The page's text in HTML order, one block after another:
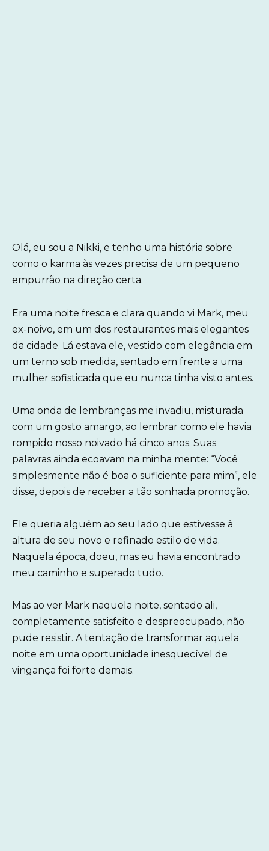
Olá, eu sou a Nikki, e tenho uma história sobre
como o karma às vezes precisa de um pequeno
empurrão na direção certa.
Era uma noite fresca e clara quando vi Mark, meu
ex-noivo, em um dos restaurantes mais elegantes
da cidade. Lá estava ele, vestido com elegância em
um terno sob medida, sentado em frente a uma
mulher sofisticada que eu nunca tinha visto antes.
Uma onda de lembranças me invadiu, misturada
com um gosto amargo, ao lembrar como ele havia
rompido nosso noivado há cinco anos. Suas
palavras ainda ecoavam na minha mente: “Você
simplesmente não é boa o suficiente para mim”, ele
disse, depois de receber a tão sonhada promoção.
Ele queria alguém ao seu lado que estivesse à
altura de seu novo e refinado estilo de vida.
Naquela época, doeu, mas eu havia encontrado
meu caminho e superado tudo.
Mas ao ver Mark naquela noite, sentado ali,
completamente satisfeito e despreocupado, não
pude resistir. A tentação de transformar aquela
noite em uma oportunidade inesquecível de
vingança foi forte demais.